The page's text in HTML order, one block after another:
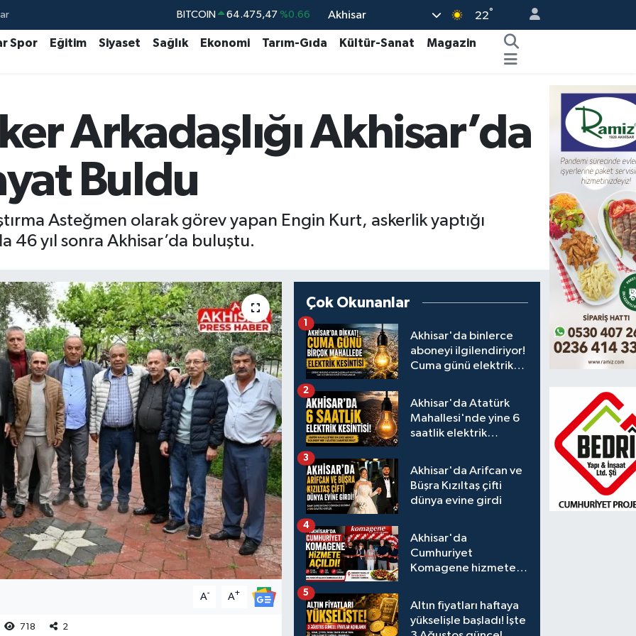
DOLAR 47,5971 %0.05
EURO 55,1336 %0.18
BİST100 13.703
BITCOIN 64.475,47 %0.66
Akhisar 22°
Spor Eğitim Siyaset Sağlık Ekonomi Tarım-Gıda Kültür-Sanat
Magazin
Arkadaşlığı Akhisar’da
Buldu
Asteğmen olarak görev yapan Engin Kurt, askerlik yaptığı
46 yıl sonra Akhisar’da buluştu.
A- A+
718 2
Çok Okunanlar
Akhisar'da binlerce
aboneyi ilgilendiriyor!
Cuma günü elektrik
1
Akhisar'da Atatürk
Mahallesi'nde yine 6
saatlik elektrik
2
Akhisar'da Arifcan ve
Büşra Kızıltaş çifti
dünya evine girdi
3
Akhisar'da
Cumhuriyet
Komagene hizmete
4
Altın fiyatları haftaya
yükselişle başladı! İşte
5